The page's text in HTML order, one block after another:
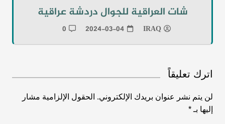
شات العراقية للجوال دردشة عراقية
IRAQ
2024-03-04
0
اترك تعليقاً
لن يتم نشر عنوان بريدك الإلكتروني. الحقول الإلزامية مشار
إليها بـ *